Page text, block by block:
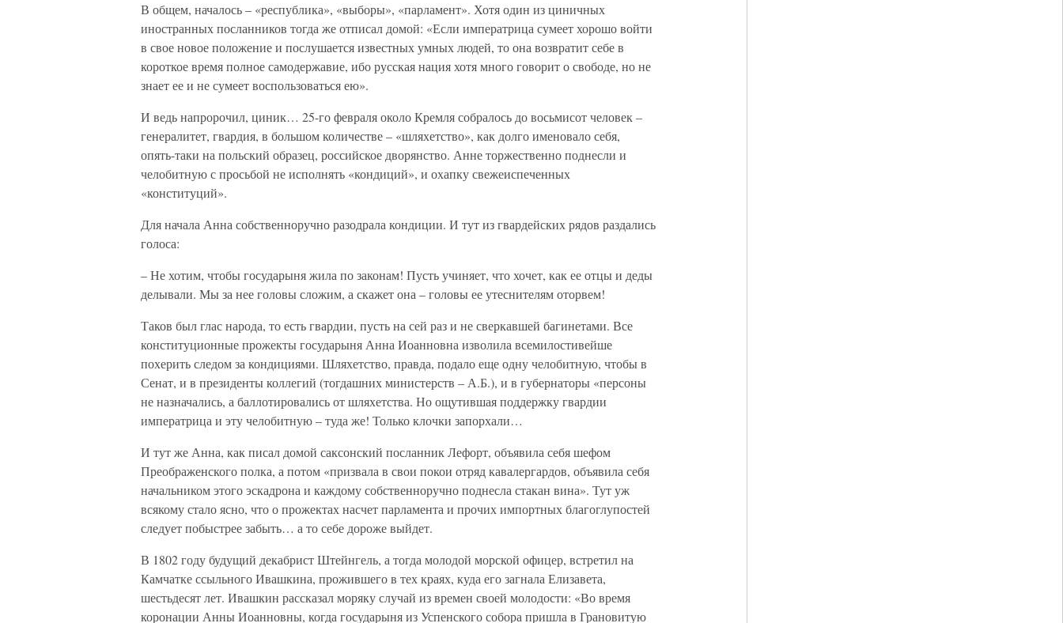
В общем, началось – «республика», «выборы», «парламент». Хотя один из циничных
иностранных посланников тогда же отписал домой: «Если императрица сумеет хорошо войти
в свое новое положение и послушается известных умных людей, то она возвратит себе в
короткое время полное самодержавие, ибо русская нация хотя много говорит о свободе, но не
знает ее и не сумеет воспользоваться ею».
И ведь напророчил, циник… 25-го февраля около Кремля собралось до восьмисот человек –
генералитет, гвардия, в большом количестве – «шляхетство», как долго именовало себя,
опять-таки на польский образец, российское дворянство. Анне торжественно поднесли и
челобитную с просьбой не исполнять «кондиций», и охапку свежеиспеченных
«конституций».
Для начала Анна собственноручно разодрала кондиции. И тут из гвардейских рядов раздались
голоса:
– Не хотим, чтобы государыня жила по законам! Пусть учиняет, что хочет, как ее отцы и деды
делывали. Мы за нее головы сложим, а скажет она – головы ее утеснителям оторвем!
Таков был глас народа, то есть гвардии, пусть на сей раз и не сверкавшей багинетами. Все
конституционные прожекты государыня Анна Иоанновна изволила всемилостивейше
похерить следом за кондициями. Шляхетство, правда, подало еще одну челобитную, чтобы в
Сенат, и в президенты коллегий (тогдашних министерств – А.Б.), и в губернаторы «персоны
не назначались, а баллотировались от шляхетства. Но ощутившая поддержку гвардии
императрица и эту челобитную – туда же! Только клочки запорхали…
И тут же Анна, как писал домой саксонский посланник Лефорт, объявила себя шефом
Преображенского полка, а потом «призвала в свои покои отряд кавалергардов, объявила себя
начальником этого эскадрона и каждому собственноручно поднесла стакан вина». Тут уж
всякому стало ясно, что о прожектах насчет парламента и прочих импортных благоглупостей
следует побыстрее забыть… а то себе дороже выйдет.
В 1802 году будущий декабрист Штейнгель, а тогда молодой морской офицер, встретил на
Камчатке ссыльного Ивашкина, прожившего в тех краях, куда его загнала Елизавета,
шестьдесят лет. Ивашкин рассказал моряку случай из времен своей молодости: «Во время
коронации Анны Иоанновны, когда государыня из Успенского собора пришла в Грановитую